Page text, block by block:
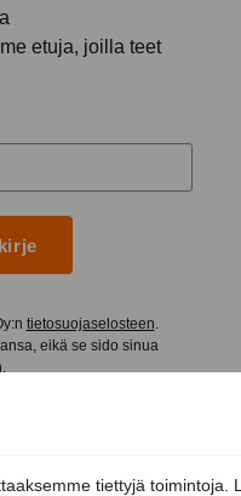
tiettyjä toimintoja.
etuja, joilla teet
tietosuojaselosteen
eikä se sido sinua